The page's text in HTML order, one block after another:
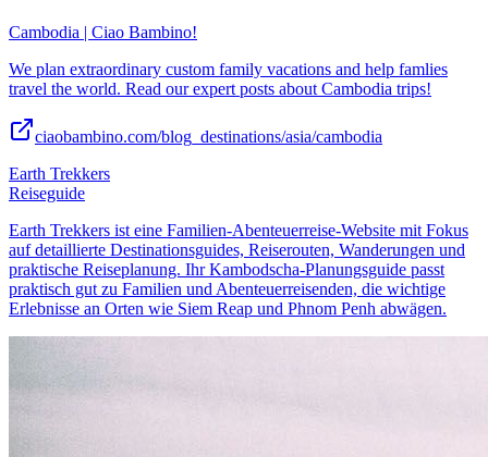
Cambodia | Ciao Bambino!
We plan extraordinary custom family vacations and help famlies
travel the world. Read our expert posts about Cambodia trips!
ciaobambino.com/blog_destinations/asia/cambodia
Earth Trekkers
Reiseguide
Earth Trekkers ist eine Familien-Abenteuerreise-Website mit Fokus
auf detaillierte Destinationsguides, Reiserouten, Wanderungen und
praktische Reiseplanung. Ihr Kambodscha-Planungsguide passt
praktisch gut zu Familien und Abenteuerreisenden, die wichtige
Erlebnisse an Orten wie Siem Reap und Phnom Penh abwägen.